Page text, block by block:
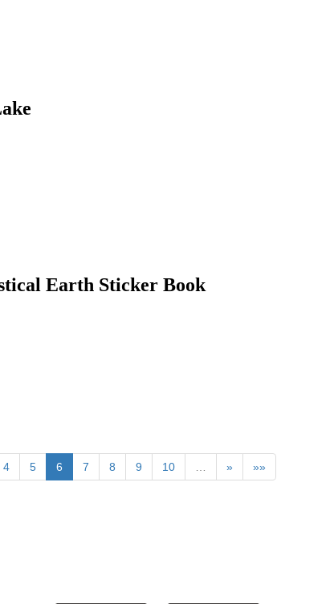
Earth Sticker Book
4 5 6 7 8 9 10 … » »»